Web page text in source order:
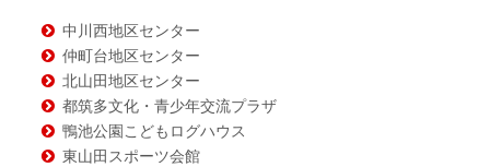
ツ
中川西地区センター
仲町台地区センター
北山田地区センター
都筑多文化・青少年交流プラザ
鴨池公園こどもログハウス
東山田スポーツ会館